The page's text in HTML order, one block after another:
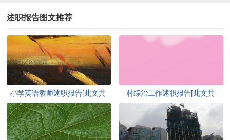
述职报告图文推荐
小学英语教师述职报告[此文共
5203字]
村综治工作述职报告[此文共
4515字]